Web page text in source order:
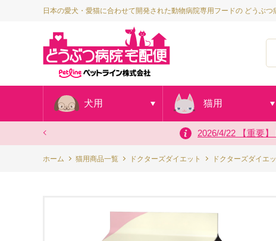
日本の愛犬・愛猫に合わせて開発された動物病院専用フードの どうぶつ
犬用 猫用
2026/
2026/4/22 【重要
ホーム 猫用商品一覧 ドクターズダイエット ドクターズダイエ